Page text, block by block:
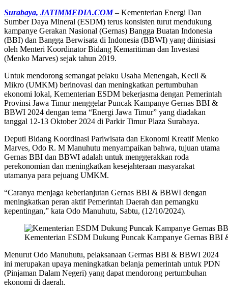
Surabaya, JATIMMEDIA.COM– Kementerian Energi Dan
Sumber Daya Mineral (ESDM) terus konsisten turut mendukung
kampanye Gerakan Nasional (Gernas) Bangga Buatan Indonesia
(BBI) dan Bangga Berwisata di Indonesia (BBWI) yang diinisiasi
oleh Menteri Koordinator Bidang Kemaritiman dan Investasi
(Menko Marves) sejak tahun 2019.
Untuk mendorong semangat pelaku Usaha Menengah, Kecil &
Mikro (UMKM) berinovasi dan meningkatkan pertumbuhan
ekonomi lokal, Kementerian ESDM bekerjasma dengan Pemerintah
Provinsi Jawa Timur menggelar Puncak Kampanye Gernas BBI &
BBWI 2024 dengan tema “Energi Jawa Timur” yang diadakan
tanggal 12-13 Oktober 2024 di Parkir Timur Plaza Surabaya.
Deputi Bidang Koordinasi Pariwisata dan Ekonomi Kreatif Menko
Marves, Odo R. M Manuhutu menyampaikan bahwa, tujuan utama
Gernas BBI dan BBWI adalah untuk menggerakkan roda
perekonomian dan meningkatkan kesejahteraan masyarakat
utamanya para pejuang UMKM.
“Caranya menjaga keberlanjutan Gernas BBI & BBWI dengan
meningkatkan peran aktif Pemerintah Daerah dan pemangku
kepentingan,” kata Odo Manuhutu, Sabtu, (12/10/2024).
Kementerian ESDM Dukung Puncak Kampanye Gernas
Menurut Odo Manuhutu, pelaksanaan Germas BBI & BBWI 2024
ini merupakan upaya meningkatkan belanja pemerintah untuk PDN
(Pinjaman Dalam Negeri) yang dapat mendorong pertumbuhan
ekonomi di daerah.